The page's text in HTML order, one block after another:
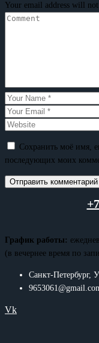
Your email address will
Сохранить моё имя,
последующих моих
График работы:
(в вечернее время по
Санкт-Петербург,
Vk